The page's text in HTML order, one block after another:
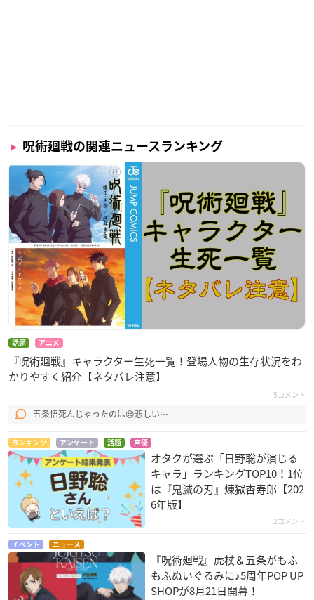
呪術廻戦の関連ニュースランキング
話題 アニメ
『呪術廻戦』キャラクター生死一覧！登場人物の生存状況をわ
かりやすく紹介【ネタバレ注意】
5コメント
五条悟死んじゃったのは😞悲しい⋯
ランキング アンケート 話題 声優
オタクが選ぶ「日野聡が演じる
キャラ」ランキングTOP10！1位
は『鬼滅の刃』煉󠄁獄杏寿郎【202
6年版】
2コメント
イベント ニュース
『呪術廻戦』虎杖＆五条がもふ
もふぬいぐるみに♪5周年POP UP
SHOPが8月21日開幕！